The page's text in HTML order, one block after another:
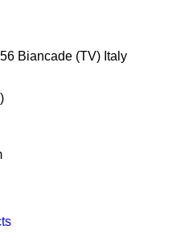
Biancade (TV) Italy